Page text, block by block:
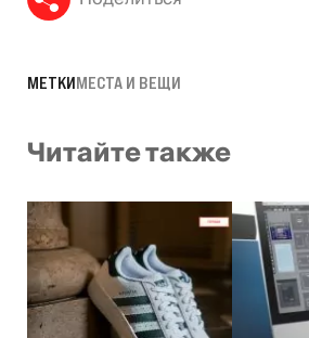
МЕТКИМЕСТА И ВЕЩИ
Читайте также